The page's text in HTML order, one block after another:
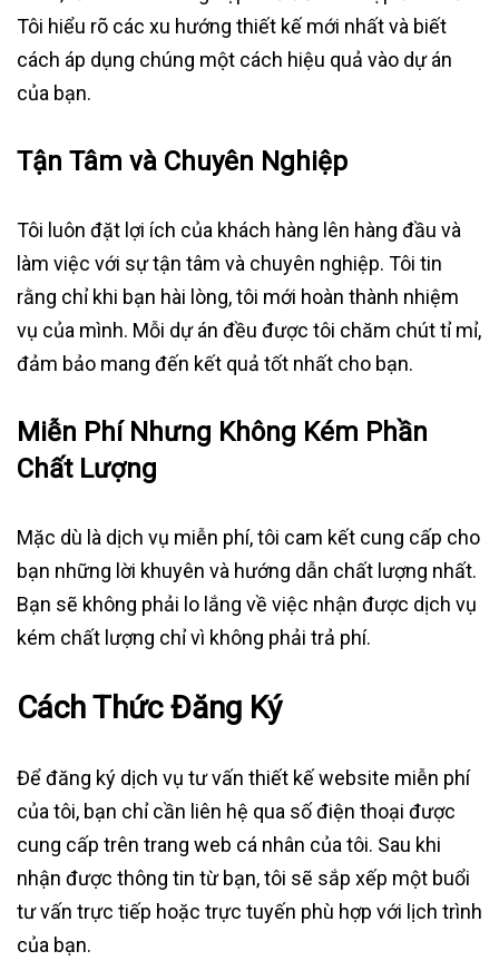
Tôi hiểu rõ các xu hướng thiết kế mới nhất và biết
cách áp dụng chúng một cách hiệu quả vào dự án
của bạn.
Tận Tâm và Chuyên Nghiệp
Tôi luôn đặt lợi ích của khách hàng lên hàng đầu và
làm việc với sự tận tâm và chuyên nghiệp. Tôi tin
rằng chỉ khi bạn hài lòng, tôi mới hoàn thành nhiệm
vụ của mình. Mỗi dự án đều được tôi chăm chút tỉ mỉ,
đảm bảo mang đến kết quả tốt nhất cho bạn.
Miễn Phí Nhưng Không Kém Phần
Chất Lượng
Mặc dù là dịch vụ miễn phí, tôi cam kết cung cấp cho
bạn những lời khuyên và hướng dẫn chất lượng nhất.
Bạn sẽ không phải lo lắng về việc nhận được dịch vụ
kém chất lượng chỉ vì không phải trả phí.
Cách Thức Đăng Ký
Để đăng ký dịch vụ tư vấn thiết kế website miễn phí
của tôi, bạn chỉ cần liên hệ qua số điện thoại được
cung cấp trên trang web cá nhân của tôi. Sau khi
nhận được thông tin từ bạn, tôi sẽ sắp xếp một buổi
tư vấn trực tiếp hoặc trực tuyến phù hợp với lịch trình
của bạn.